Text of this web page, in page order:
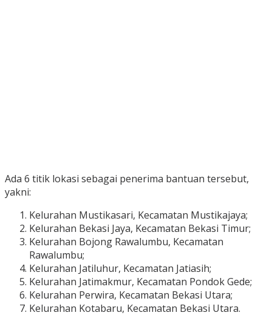
Ada 6 titik lokasi sebagai penerima bantuan tersebut,
yakni:
Kelurahan Mustikasari, Kecamatan Mustikajaya;
Kelurahan Bekasi Jaya, Kecamatan Bekasi Timur;
Kelurahan Bojong Rawalumbu, Kecamatan
Rawalumbu;
Kelurahan Jatiluhur, Kecamatan Jatiasih;
Kelurahan Jatimakmur, Kecamatan Pondok Gede;
Kelurahan Perwira, Kecamatan Bekasi Utara;
Kelurahan Kotabaru, Kecamatan Bekasi Utara.